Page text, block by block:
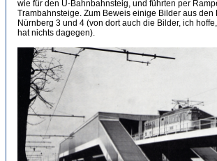
wie für den U-Bahnbahnsteig, und führten per
Trambahnsteige. Zum Beweis einige Bilder aus den
Nürnberg 3 und 4 (von dort auch die Bilder, ich
hat nichts dagegen).